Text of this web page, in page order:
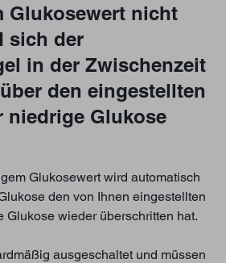
Glukosewert nicht
sich der
in der Zwischenzeit
den eingestellten
niedrige Glukose
Glukosewert wird automatisch
den von Ihnen eingestellten
Glukose wieder überschritten hat.
ausgeschaltet und müssen